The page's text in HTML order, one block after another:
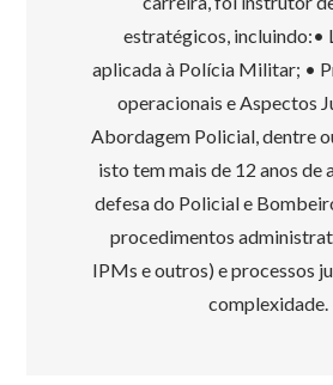
estratégicos, incluindo:•
aplicada à Polícia Militar; •
operacionais e Aspectos
Abordagem Policial, dentre
isto tem mais de 12 anos de
defesa do Policial e
procedimentos
IPMs e outros) e processos
complexidade.